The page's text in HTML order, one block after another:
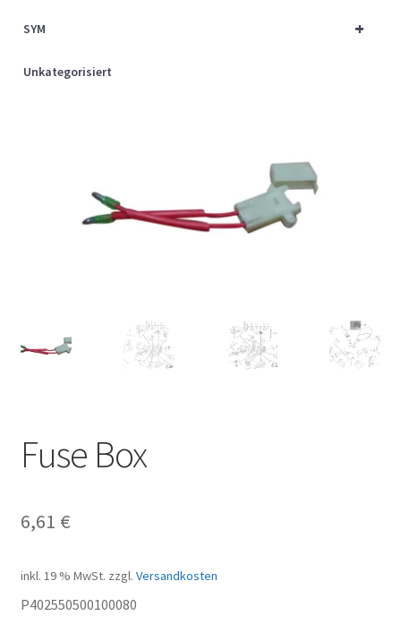
+
SYM
Unkategorisiert
Fuse Box
6,61 €
inkl. 19 % MwSt. zzgl. Versandkosten
P402550500100080